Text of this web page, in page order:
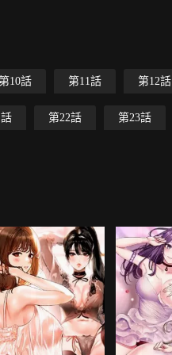
10話 第11話 第12話
第22話 第23話